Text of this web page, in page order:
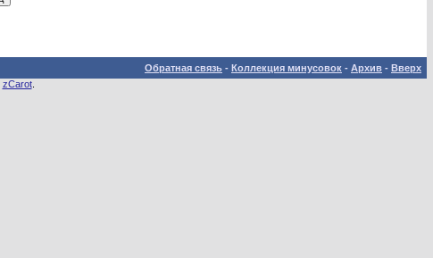
Обратная связь - Коллекция минусовок - Архив - Вверх
zCarot.